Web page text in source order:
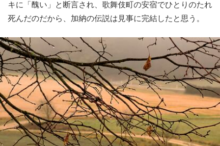
キに「醜い」と断言され、歌舞伎町の安宿でひとりのたれ
死んだのだから、加納の伝説は見事に完結したと思う。